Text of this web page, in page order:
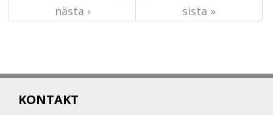
nästa ›
sista »
KONTAKT